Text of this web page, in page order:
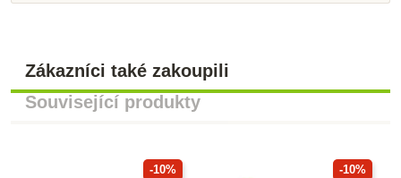
Zákazníci také zakoupili
Související produkty
-10% -10%